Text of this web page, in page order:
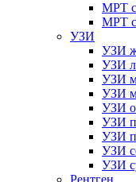
МРТ с
МРТ
УЗИ
УЗИ
УЗИ
УЗИ
УЗИ
УЗИ
УЗИ
УЗИ
УЗИ
УЗИ
Рентген